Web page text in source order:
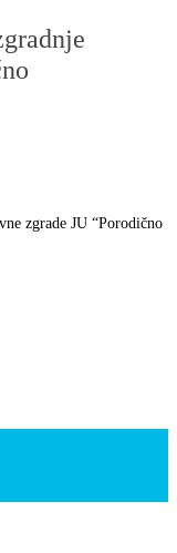
zgrade JU “Porodično